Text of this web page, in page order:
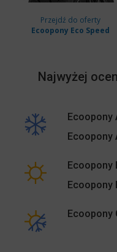
Przejdź do oferty
Ecoopony Eco Speed
Najwyżej
Ecoopony
Ecoopony
Ecoopony
Ecoopony
Ecoopony